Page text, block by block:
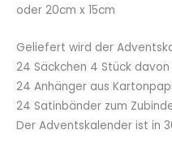
oder 20cm x 15cm
Geliefert wird der
24 Säckchen 4 Stück
24 Anhänger aus
24 Satinbänder zum
Der Adventskalender ist in